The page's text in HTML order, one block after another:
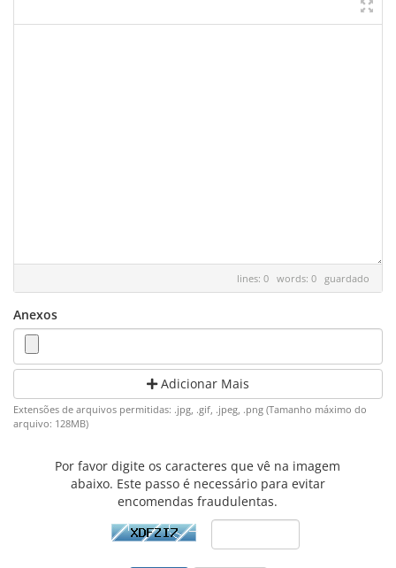
lines: 0 words: 0 guardado
Anexos
Adicionar Mais
Extensões de arquivos permitidas: .jpg, .gif, .jpeg, .png (Tamanho máximo do
arquivo: 128MB)
Por favor digite os caracteres que vê na imagem
abaixo. Este passo é necessário para evitar
encomendas fraudulentas.